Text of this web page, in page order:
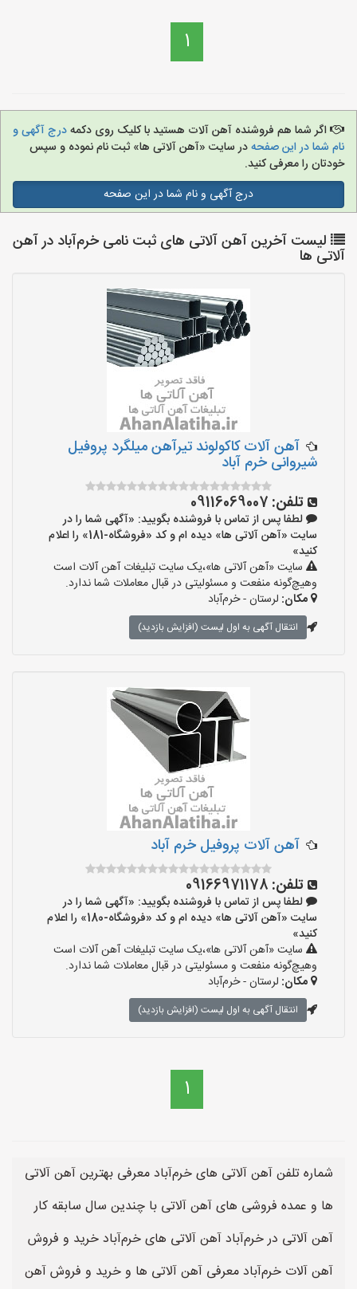
1
اگر شما هم فروشنده آهن آلات هستید با کلیک روی دکمهدرج آگهی و
نام شما در این صفحهدر سایت «آهن آلاتی ها» ثبت نام نموده و سپس
خودتان را معرفی کنید.
درج آگهی و نام شما در این صفحه
لیست آخرین آهن آلاتی های ثبت نامی خرم‌آباد در آهن
آلاتی ها
آهن آلات کاکولوند تیرآهن میلگرد پروفیل
شیروانی خرم آباد
تلفن: 09116069007
لطفا پس از تماس با فروشنده بگویید: «آگهی شما را در
سایت «آهن آلاتی ها» دیده ام و کد «فروشگاه-181» را اعلام
کنید»
سایت «آهن آلاتی ها»،یک سایت تبلیغات آهن آلات است
وهیچ‌گونه منفعت و مسئولیتی در قبال معاملات شما ندارد.
مکان: لرستان - خرم‌آباد
انتقال آگهی به اول لیست (افزایش بازدید)
آهن آلات پروفیل خرم آباد
تلفن: 09166971178
لطفا پس از تماس با فروشنده بگویید: «آگهی شما را در
سایت «آهن آلاتی ها» دیده ام و کد «فروشگاه-180» را اعلام
کنید»
سایت «آهن آلاتی ها»،یک سایت تبلیغات آهن آلات است
وهیچ‌گونه منفعت و مسئولیتی در قبال معاملات شما ندارد.
مکان: لرستان - خرم‌آباد
انتقال آگهی به اول لیست (افزایش بازدید)
1
شماره تلفن آهن آلاتی های خرم‌آباد معرفی بهترین آهن آلاتی
ها و عمده فروشی های آهن آلاتی با چندین سال سابقه کار
آهن آلاتی در خرم‌آباد آهن آلاتی های خرم‌آباد خرید و فروش
آهن آلات خرم‌آباد معرفی آهن آلاتی ها و خرید و فروش آهن